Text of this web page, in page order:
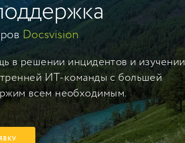
Docsvision
в решении инцидентов и изучении
ИТ-команды с большей
всем необходимым.